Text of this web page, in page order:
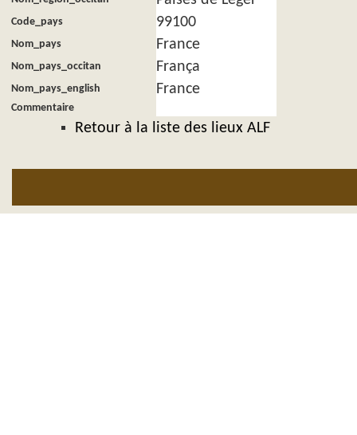
Code_pays 99100
Nom_pays France
Nom_pays_occitan França
Nom_pays_english France
Commentaire
Retour à la liste des lieux ALF